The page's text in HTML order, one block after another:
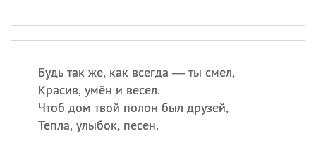
Будь так же, как всегда — ты смел,
Красив, умён и весел.
Чтоб дом твой полон был друзей,
Тепла, улыбок, песен.